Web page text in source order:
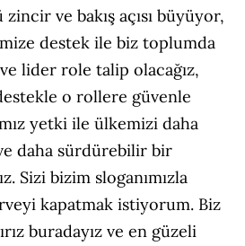
ve bakış açısı büyüyor,
destek ile biz toplumda
lider role talip olacağız,
o rollere güvenle
yetki ile ülkemizi daha
daha sürdürebilir bir
Sizi bizim sloganımızla
kapatmak istiyorum. Biz
buradayız ve en güzeli